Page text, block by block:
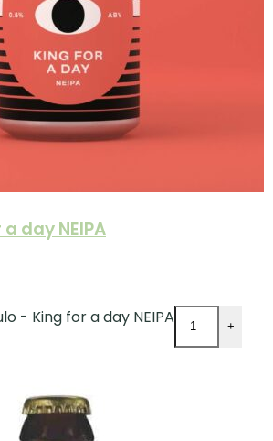
day NEIPA
- King for a day NEIPA +